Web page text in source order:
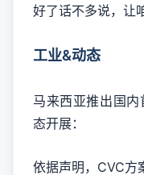
好了话不多说，让
工业&动态
马来西亚推出国
态开展：
依据声明，CVC方